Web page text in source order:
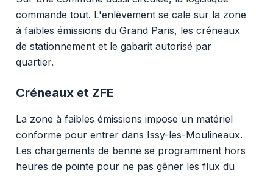
commande tout. L'enlèvement se cale sur la zone
à faibles émissions du Grand Paris, les créneaux
de stationnement et le gabarit autorisé par
quartier.
Créneaux et ZFE
La zone à faibles émissions impose un matériel
conforme pour entrer dans Issy-les-Moulineaux.
Les chargements de benne se programment hors
heures de pointe pour ne pas gêner les flux du